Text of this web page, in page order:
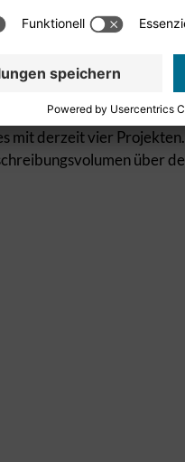
„Daran müssen wir
auf der Grundlage
für die S-Bahn
finanziert er die S-Bahn
mit derzeit vier
über